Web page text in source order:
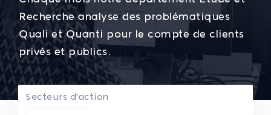
Recherche analyse des problématiques
Quali et Quanti pour le compte de clients
privés et publics.
Secteurs d'action